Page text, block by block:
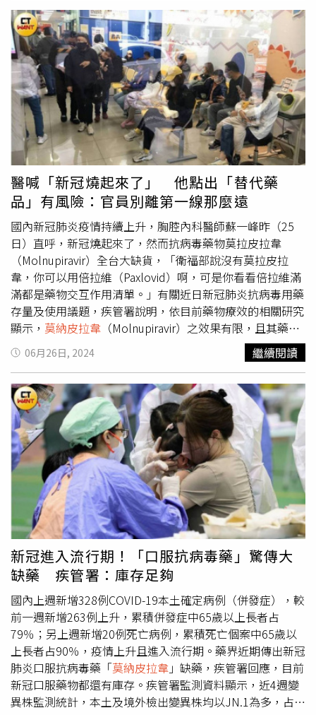
感染管制中心副院長黃高彬則建議60歲以上的民眾，在人多
或密閉空間，或搭乘大眾運輸工具時，都要把口罩戴好。
到，莫納皮拉韋在臨床上和WHO都列為「有條件下使
用」，全球僅日本給予藥證，在台灣仍屬於緊急使用授權
（EUA），今年底就會屆效，待EUA失效或庫存用完後，將
逐漸過渡到其他用藥，例如美國和我國食藥署正在審查倍拉
維（Paxlovid）用於重度腎功能不全及透析患者。莊人祥提
到， 莫納皮拉韋 預防重症效果只有3成多，倍拉維則有7成
多。但臨床上有些醫師或患者擔心倍拉維的交互作用，因此
希望開立莫納皮拉韋，莊人祥表示，相信醫師臨床上都有裁
量，疾管署也和醫師公會溝通，未來在病例中加入開立莫納
皮拉韋
的理由，未來會做評估，讓大家更謹慎開立這個藥
物。疾管署27日舉行「COVID-19抗病毒藥物處置議題」臨
時記者會，衛福部長邱泰源（見圖）出席。（圖／中國時報
記者劉宗龍攝）莊人祥也分享自己高齡9旬母親的經驗，當
時使用心律調整器、抗凝血劑、心臟病和降血脂藥物，剛好
都是倍拉維的使用禁忌，當時他也認為只能用莫納皮拉韋
但經過和醫師討論，由於倍拉維的療效較好，醫師認為只要
慢性病藥物暫停幾天就好，最後開立了倍拉維，讓媽媽順利
康復。另外，有部分縣市傳出倍拉維也缺貨，莊人祥強調，
國內至少還有3個月用量，今年9月以前還會再來一批。目前
倍拉維已取得藥證，屬於處方用藥，民眾如有自費需求，亦
可請醫師開立處方箋，向該公司通路購買。近期疫情上升，
預估在7月中旬達到高峰。莊人祥指出，這是Omicron第六
波疫情，已經超過今年初的第五波的高峰，目前還在上升，
但預估不會超過去年的第四波。國內上周併發症住院個案約
800多例，預估在高峰時會達到每周1000多例，至於整體感
染個案，上周健保門急診診斷新冠陽性約9萬人次，到了高
峰期可能超過10萬人次，提醒高風險病人及早就醫並使用口
服抗病毒藥物。至於口罩令是否可能重啟？莊人祥說，目前
疾管署建議進醫院戴口罩，先前強制戴口罩是因為第五類傳
染病，但現在已經沒有了，因此不會恢復到過去的強制措
施，但各醫院可以自行規定是否要求民眾入內須戴口罩。
醫喊「新冠燒起來了」 他點出「替代藥
品」有風險：官員別離第一線那麼遠
國內新冠肺炎疫情持續上升，胸腔內科醫師蘇一峰昨（25
日）直呼，新冠燒起來了，然而抗病毒藥物莫拉皮拉韋
（Molnupiravir）全台大缺貨，「衛福部說沒有莫拉皮拉
韋，你可以用倍拉維（Paxlovid）啊，可是你看看倍拉維滿
滿都是藥物交互作用清單。」有關近日新冠肺炎抗病毒用藥
存量及使用議題，疾管署說明，依目前藥物療效的相關研究
顯示， 莫納皮拉韋 （Molnupiravir）之效果有限，且其藥物
作用機轉可能引發安全性疑慮，基於藥物療效的科學實證，
世界衛生組織（WHO）及我國SARS-CoV-2感染臨床處置指
引，建議COVID-19感染個案，優先使用瑞德西韋
（Remdesivir）和倍拉維（Paxlovid）等藥物，而莫納皮拉
韋（Molnupiravir）則列為「有條件下使用」之藥物，於無
法使用倍拉維、瑞德西韋及其他建議藥物時，有條件使用。
疾管署指出，無法使用倍拉維、瑞德西韋及其他建議用藥之
個案，包括重度腎功能不全（eGFR <30mL/min）及透析患
者丶重度肝功能不全（Child-Pugh C 級）、因既有疾病之治
療藥物與倍拉維嚴重交互作用，但停藥或換藥，具有造成既
有疾病惡化風險者等，才考慮使用莫納皮拉韋。疾管署表
示，截至6月22日國內COVID-19抗病毒藥物之庫存量，瑞德
西韋10萬3523劑，倍拉維23萬759人份及莫納皮拉韋8562
人份，為提升COVID-19抗病毒藥物可近性，目前除請衛生
局依轄內醫療院所需求，適時調撥
助跨縣市/區域之調撥。疾管署強調，積極儲備各項COVID-
19抗病毒藥物，因應近期COVID-19疫情上升，已啟動2萬人
份莫納皮拉韋採購作業，預計7月4日抵台，並於7月5日配
送至醫療院所，以銜接臨床使用需求。對此，蘇一峰砲轟，
抗病毒藥物莫拉皮拉韋全國都開不出來，大家問之後才知道
全台大缺貨，「衛福部說沒有莫拉皮拉韋，你可以用倍拉維
（Paxlovid）啊，可是你看看倍拉維滿滿都是藥物交互作用
06月26日, 2024 繼續閱讀
新冠進入流行期！「口服抗病毒藥」驚傳大
缺藥 疾管署：庫存足夠
國內上週新增328例COVID-19本土確定病例（併發症），較
前一週新增263例上升，累積併發症中65歲以上長者占
79％；另上週新增20例死亡病例，累積死亡個案中65歲以
上長者占90％，疫情上升且進入流行期。藥界近期傳出新冠
肺炎口服抗病毒藥「莫納皮拉韋 」缺藥，疾管署回應，目前
新冠口服藥物都還有庫存。疾管署監測資料顯示，近4週變
異株監測統計，本土及境外檢出變異株均以JN.1為多，占比